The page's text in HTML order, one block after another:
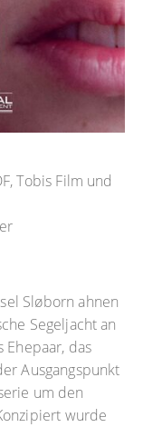
Tobis Film und
Sløborn ahnen
Segeljacht an
das
Ausgangspunkt
um den
wurde